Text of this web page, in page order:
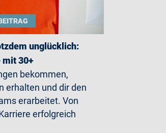
unglücklich:
30+
bekommen,
erhalten und dir den
erarbeitet. Von
erfolgreich